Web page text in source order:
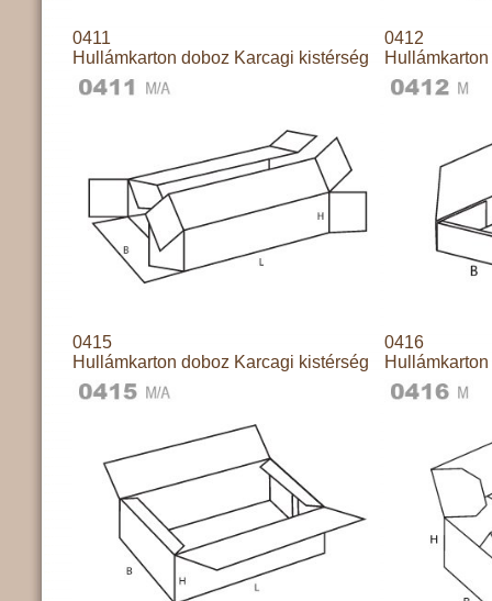
0411
Hullámkarton doboz Karcagi kistérség
0412
0415
Hullámkarton doboz Karcagi kistérség
0416